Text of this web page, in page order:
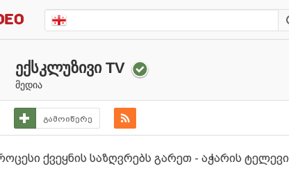
ექსკლუზივი TV
მედია
გამოიწერე
ქვეყნის საზღვრებს გარეთ - აჭარის